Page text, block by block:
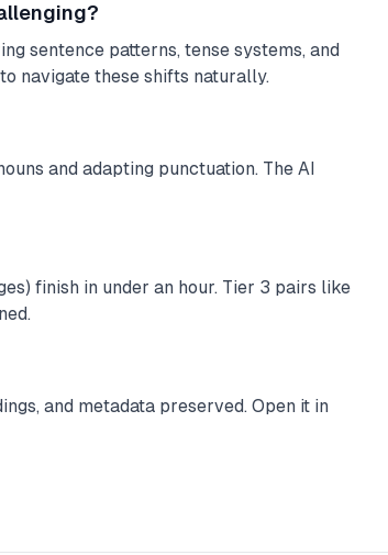
sentence patterns, tense systems, and
navigate these shifts naturally.
and adapting punctuation. The AI
finish in under an hour. Tier 3 pairs like
and metadata preserved. Open it in